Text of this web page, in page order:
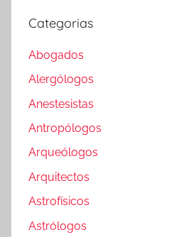
Categorias
Abogados
Alergólogos
Anestesistas
Antropólogos
Arqueólogos
Arquitectos
Astrofísicos
Astrólogos